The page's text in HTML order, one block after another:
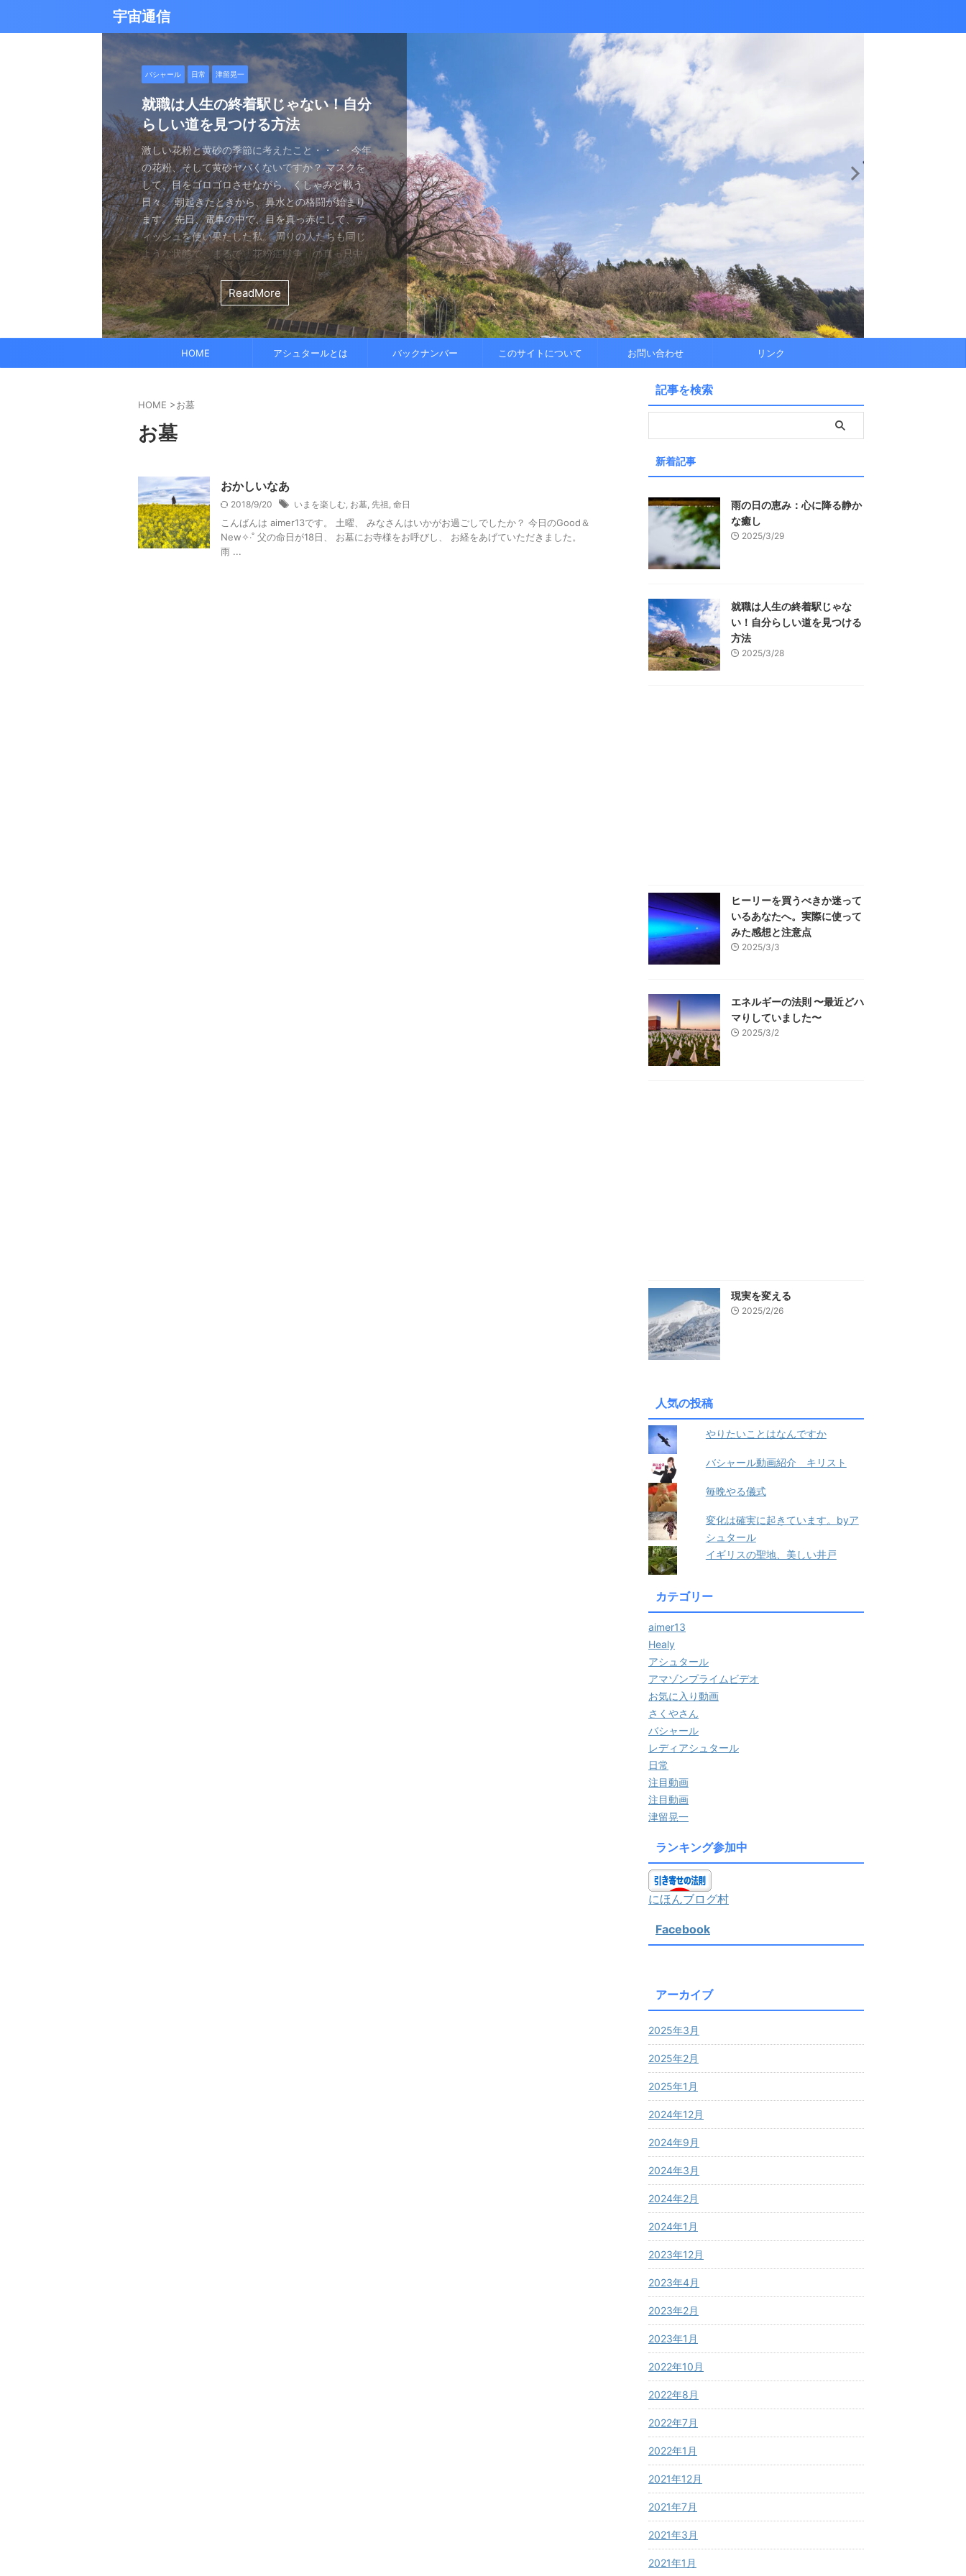
宇宙通信
日常 津留晃一
雨の日の恵み：心に降る静かな癒し
雨の音を聞いたことはありますか？ 窓ガラスを叩
く優しい音、屋根を打つリズミカルな音、 そして
地面に落ちる繊細な音。 それぞれが奏でるハーモ
ニーは、 私たちの心に特別な空間を作り出してく
れます。 雨は大地だけでなく、心も潤す 今日は何
となく、 降り続ける雨を眺めていました。 最初は
予定していた釣りができなくなり、少し残念に思い
ました。 でも、温かいコーヒーを入れ、 窓辺に座
って雨景色を眺めていると、不思議と心が落ち着い
てきたのです。 雨は自然界の浄化装置です。 土埃
を洗い流し、植物に命の水を与え、空気を清 ...
ReadMore
バシャール 日常 津留晃一
就職は人生の終着駅じゃない！自分
らしい道を見つける方法
激しい花粉と黄砂の季節に考えたこと・・・ 今年
の花粉、そして黄砂ヤバくないですか？ マスクを
して、目をゴロゴロさせながら、くしゃみと戦う
日々。 朝起きたときから、鼻水との格闘が始まり
ます。 先日、電車の中で、目を真っ赤にして、テ
ィッシュを使い果たした私。 周りの人たちも同じ
ような状態で、まるで「花粉症戦争」の真っ只中。
そんな辛い朝、ふと考えました。 この花粉症との
戦いって、進学や就職前の気持ちに似ているな、
と。 先の見えない不安、どうしようもない状況、
でも、どこかで希望を感じる——そんな ...
ReadMore
Healy 日常
ヒーリーを買うべきか迷っているあ
なたへ。実際に使ってみた感想と注
意点
近年、Healy（ヒーリー）という量子波動調整器が
注目を集めています。 私自身もこのデバイスを2年
以上前に購入し、所有しており、 その使用経験を
踏まえて、さらに詳しくお伝えしたいと思います。
Healyの仕組みと機能 Healyは、微弱な電流と周波
数を用いて、 心身のバランスを整えることを目的
としたウェアラブルデバイスです。 専用のアプリ
と連携し、電極を介して身体に微弱な電流を流すこ
とで、 個人の必要とする周波数を分析・適用しま
す。 これにより、エネルギーバランスを整えると
ReadMore
バシャール 日常
エネルギーの法則 〜最近どハマり
していました〜
最近、めちゃくちゃYouTubeやSNSを見ていたの
ですが、 気づいたら政治とか社会問題のニュース
ばかり見ていました。 特にトランプの発言やDSの
悪行、財務省解体、１０３万円の壁など・・・・。
別にそれを見て何かが解決できるわけではないの
に、 どんどんハマってしまいました。 なんだか、
自分の心のモヤモヤを代弁してくれる感じがするの
でしょうか？ つい次々と見てしまうのです。 そし
て、気づいたら めちゃくちゃ波動が下がっていま
した！（笑） どうして気づいたのかといえば ...
ReadMore
日常
現実を変える
最近疲れ気味です。 というのも、現実とは何か？
結構悩むんですよね。 自分の理想の姿を考える
と、 今、全然そうなっていない。 地位も名誉もな
い。お金もない。自由もない（笑） でもねぇ、 た
まにそれでもいいわと思える時もあるんです。 そ
んなことは問題じゃなくて、 今ここに生きている
ことだけで幸せという時がある。 それは、どうい
うときかといえば 今ここにいる時 今に集中して、
今を楽しんでいるとき。 先日ワカサギ釣りに行き
ました。 氷に穴をあけて糸を垂らすやつ。 &nb ...
ReadMore
日常
今、ここにいること
２０２５年あけましておめでとうございます。 今
年もよろしくお願い致します。 とはいえ、近年お
正月という感覚はありませんね。 いつの間にか年
が明けて、 いつの間にか過ぎ去っていく。 なんて
書くと、新年から暗いかな（笑） まあ、それだけ
歳をとったということでしょう。 昨年末は結構忙
しくてきつかったのですが、 年始は暇。 暇になる
と思うことはありますよね。 自分は今ここを生き
ているのか？ 我々の現実は今ここだけなのです
が、 未来を見ちゃったり、過去を悔んだり &nbsp
...
ReadMore
Healy 日常 津留晃一
もしかしてだけどHealy（量子波動
調整器）のせいなの？
ちょっと前に 最近ヒーリー（Healy）つかってない
なー みたいなブログを書いたと思います。 Healy
とは Healyはドイツで研究開発され、製造された最
新の人工知能を利用した 健康をサポートする製品
です。 弱い電気パルスを使用して体をよりバラン
スのとれた状態にする、 周波数応用のアイデアに
基づいて設計された小型の電子デバイスです。 細
胞レベルで人体を調整し、健康的な生活をサポート
します。 そうなんです。 あんまり使っていませ
ん。 というのも しばらく意欲というか、やる気が
なくて だらだら ...
ReadMore
日常
iPad 第10世代買いました
アマゾンのブラックフライデー Ipadが安くなって
いましたね。 ということで第１０世代（無印）購
入してしまいました。 これで今まで使っていた
ipad Pro(初代）とはおさらばです。 特に困ってい
たわけでもなく、iPad自体はほとんど使っていなか
ったので 変えなくても良かったのですが、 気分で
す（笑） こういうの重要ですよね。 気分が乗った
からやるというノリ。 実際変えてみてUSBーC端
子はすごくいい。 Lightningの呪縛から解放される
のだけでも めちゃくちゃいい。 &n ...
ReadMore
Healy 日常
久し振りにHealy（ヒーリー）量子
波動調整器について
久しぶりにHealy（ヒーリー）量子波動調整器につ
いて触れてみる。 こちら小さい割には結構高いデ
バイスです。 買う時も結構迷いました。 でもねぇ
やっぱり限られた人生 波動を良くして豊かな人生
を送りたいじゃないですか。 だから、多少の投資
は仕方ないし 試してみないとわからないと購入し
ました。 それでです。 一年ぐらいはほどほどに使
っていたのはいたのですが、 やはり実感がね。 良
くなっているという実感が乏しい。 これ、たぶん
宗教と同じで 一人でやっているからだと思う。 近
くに何人か使っている人がいれば、 体 ...
ReadMore
日常
大谷さんの通訳、水原さんの解雇に
思う
ちょっとびっくりしました。 多分今、かなり有名
な通訳だと思う水原さんが解雇されたようです。
それも違法賭博か・・・ 違法かどうかは別として
賭博が原因で解雇とは・・・ とってもつらい。 自
分は特に野球が好きとか 大谷さんが好きというな
わけではないし、 水原さんに思い入れがあるわけ
でもない。 でもねえ・・・ 今の水原さんの気持ち
を考えるとなんかつらい。 というのも、多額の借
金を背負いながら 何とかしたいと日々思いながら
一生懸命仕事していたわけでしょ。 ...
ReadMore
HOME アシュタールとは バックナンバー このサイトについて お問い合わせ リンク
HOME >お墓
お墓
おかしいなあ
2018/9/20 いまを楽しむ, お墓, 先祖 , 命日
こんばんは aimer13です。 土曜、 みなさんはいかがお過ごしでしたか？ 今日のGood＆
New✧‧˚ 父の命日が18日、 お墓にお寺様をお呼びし、 お経をあげていただきました。
雨 ...
記事を検索
新着記事
雨の日の恵み：心に降る静か
な癒し
2025/3/29
就職は人生の終着駅じゃな
い！自分らしい道を見つける
方法
2025/3/28
ヒーリーを買うべきか迷って
いるあなたへ。実際に使って
みた感想と注意点
2025/3/3
エネルギーの法則 〜最近どハ
マりしていました〜
2025/3/2
現実を変える
2025/2/26
人気の投稿
やりたいことはなんですか
バシャール動画紹介 キリスト
毎晩やる儀式
変化は確実に起きています。byア
シュタール
イギリスの聖地、美しい井戸
カテゴリー
aimer13
Healy
アシュタール
アマゾンプライムビデオ
お気に入り動画
さくやさん
バシャール
レディアシュタール
日常
注目動画
注目動画
津留晃一
ランキング参加中
にほんブログ村
Facebook
アーカイブ
2025年3月
2025年2月
2025年1月
2024年12月
2024年9月
2024年3月
2024年2月
2024年1月
2023年12月
2023年4月
2023年2月
2023年1月
2022年10月
2022年8月
2022年7月
2022年1月
2021年12月
2021年7月
2021年3月
2021年1月